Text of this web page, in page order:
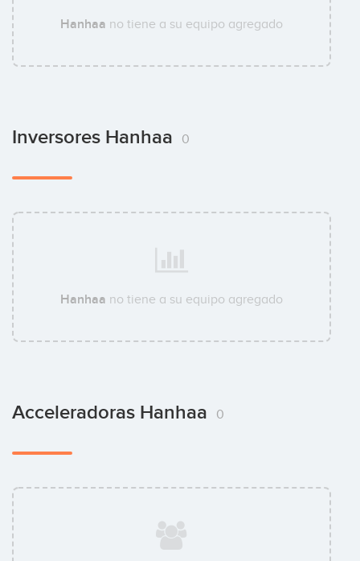
Hanhaa no tiene a su equipo agregado
Inversores Hanhaa 0
Hanhaa no tiene a su equipo agregado
Acceleradoras Hanhaa 0